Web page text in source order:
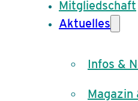
Mitgliedschaft
Aktuelles
Infos &
Magazin